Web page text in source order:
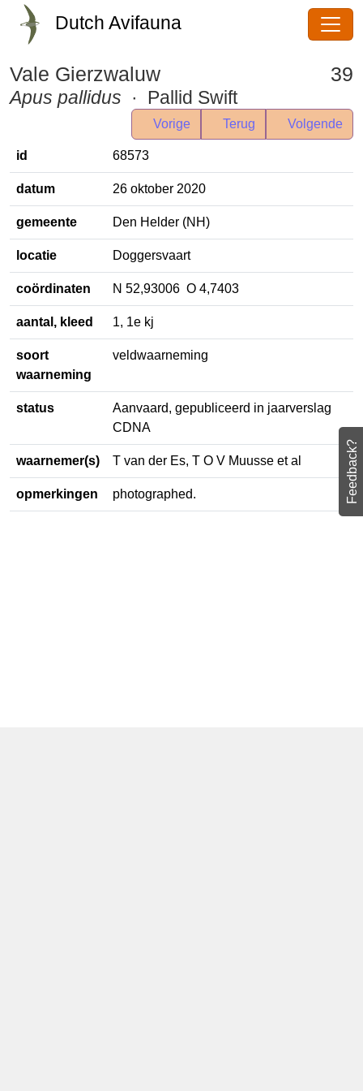
Dutch Avifauna
Vale Gierzwaluw 39
Apus pallidus · Pallid Swift
Vorige Terug
Volgende
id
68573
datum
26 oktober 2020
gemeente
Den Helder (NH)
locatie
Doggersvaart
coördinaten
N 52,93006 O 4,7403
aantal, kleed
1, 1e kj
soort
waarneming
veldwaarneming
status
Aanvaard, gepubliceerd in
jaarverslag CDNA
waarnemer(s)
T van der Es, T O V Muusse et al
opmerkingen
photographed. Feedback?